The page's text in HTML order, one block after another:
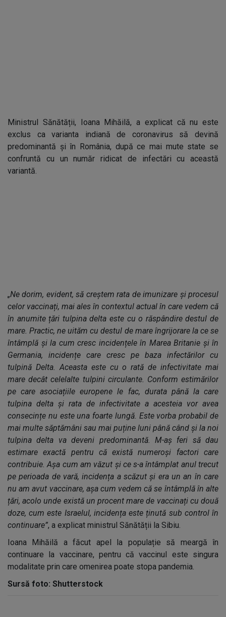
Ministrul Sănătății, Ioana Mihăilă, a explicat că nu este
exclus ca varianta indiană de coronavirus să devină
predominantă și în România, după ce mai mute state se
confruntă cu un număr ridicat de infectări cu această
variantă.
„Ne dorim, evident, să creștem rata de imunizare și procesul
celor vaccinați, mai ales în contextul actual în care vedem că
în anumite țări tulpina delta este cu o răspândire destul de
mare. Practic, ne uităm cu destul de mare îngrijorare la ce se
întâmplă și la cum cresc incidențele în Marea Britanie și în
Germania, incidențe care cresc pe baza infectărilor cu
tulpină Delta. Aceasta este cu o rată de infectivitate mai
mare decât celelalte tulpini circulante. Conform estimărilor
pe care asociațiile europene le fac, durata până la care
tulpina delta și rata de infectivitate a acesteia vor avea
consecințe nu este una foarte lungă. Este vorba probabil de
mai multe săptămâni sau mai puține luni până când și la noi
tulpina delta va deveni predominantă. M-aș feri să dau
estimare exactă pentru că există numeroși factori care
contribuie. Așa cum am văzut și ce s-a întâmplat anul trecut
pe perioada de vară, incidența a scăzut și era un an în care
nu am avut vaccinare, așa cum vedem că se întâmplă în alte
țări, acolo unde există un procent mare de vaccinați cu două
doze, cum este Israelul, incidența este ținută sub control în
continuare”, a explicat ministrul Sănătății la Sibiu.
Ioana Mihăilă a făcut apel la populație să meargă în
continuare la vaccinare, pentru că vaccinul este singura
modalitate prin care omenirea poate stopa pandemia.
Sursă foto: Shutterstock